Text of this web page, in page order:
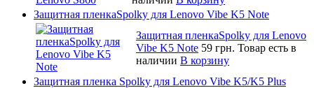
Защитная пленкаSpolky для Lenovo Vibe K5 Note
Защитная пленкаSpolky для Lenovo
Vibe K5 Note 59 грн. Товар есть в
наличии В корзину
Защитная пленка Spolky для Lenovo Vibe K5/K5 Plus